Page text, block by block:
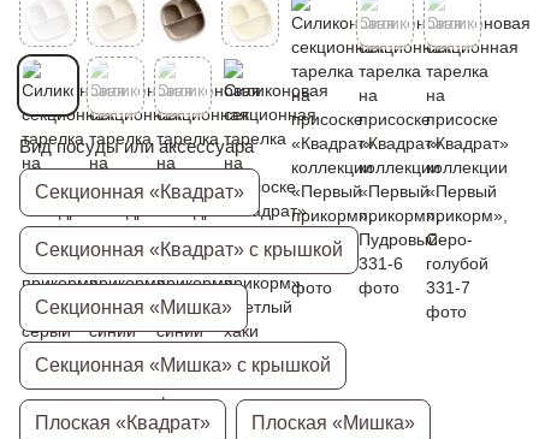
Вид посуды или аксессуара
Секционная «Квадрат»
Секционная «Квадрат» с крышкой
Секционная «Мишка»
Секционная «Мишка» с крышкой
Плоская «Квадрат» Плоская «Мишка»